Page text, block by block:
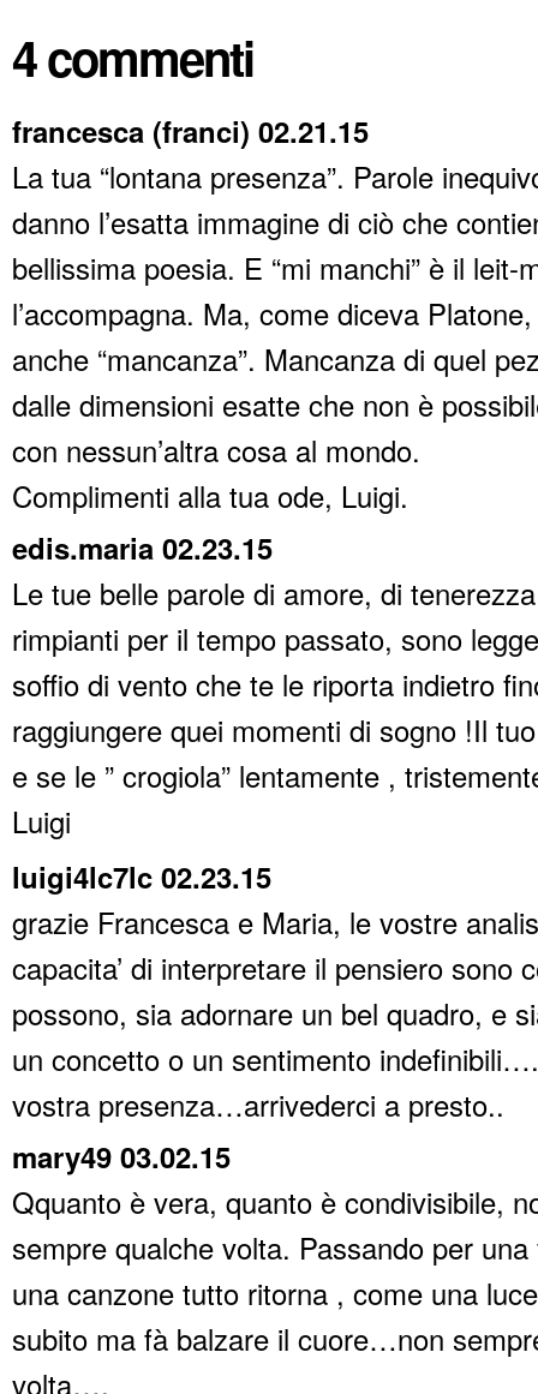
4 commenti
francesca (franci) 02.21.15
La tua “lontana presenza”. Parole
danno l’esatta immagine di ciò che
bellissima poesia. E “mi manchi” è il leit-
l’accompagna. Ma, come diceva Platone,
anche “mancanza”. Mancanza di quel
dalle dimensioni esatte che non è
con nessun’altra cosa al mondo.
Complimenti alla tua ode, Luigi.
edis.maria 02.23.15
Le tue belle parole di amore, di
rimpianti per il tempo passato, sono
soffio di vento che te le riporta indietro
raggiungere quei momenti di sogno !Il
e se le ” crogiola” lentamente ,
Luigi
luigi4lc7lc 02.23.15
grazie Francesca e Maria, le vostre
capacita’ di interpretare il pensiero sono
possono, sia adornare un bel quadro, e
un concetto o un sentimento
vostra presenza…arrivederci a presto..
mary49 03.02.15
Qquanto è vera, quanto è condivisibile,
sempre qualche volta. Passando per
una canzone tutto ritorna , come una
subito ma fà balzare il cuore…non
volta….